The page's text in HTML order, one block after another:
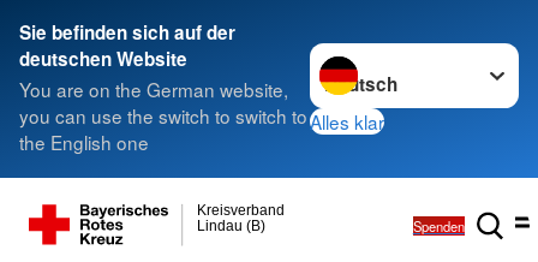
Sie befinden sich auf der
deutschen Website
You are on the German website,
you can use the switch to switch to
the English one
Sprache wechseln zu
Alles klar
Lindau (B)
Kreisverband
Spenden